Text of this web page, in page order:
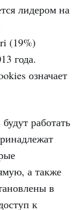
лидером на
(19%)
года.
означает
работать
а также
в
к